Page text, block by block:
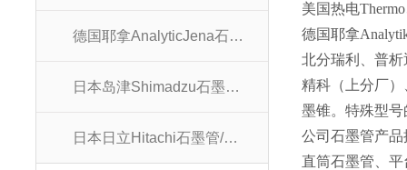
德国耶拿AnalyticJena石墨管/石墨锥
日本岛津Shimadzu石墨管/石墨锥
日本日立Hitachi石墨管/石墨锥
美国热电
德国耶拿
北分瑞利、普
精科（上分厂
墨锥。特殊型
公司石墨管产
直筒石墨管、